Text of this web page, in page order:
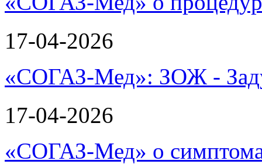
17-04-2026
«СОГАЗ-Мед»: ЗОЖ -
17-04-2026
«СОГАЗ-Мед» о